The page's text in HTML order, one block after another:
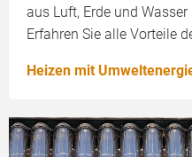
aus Luft, Erde und
Erfahren Sie alle Vorteile
Heizen mit